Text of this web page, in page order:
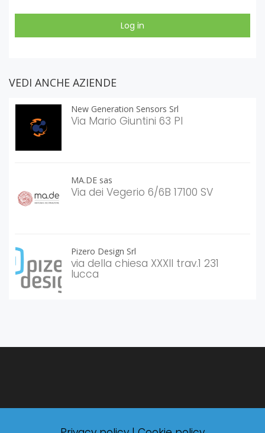
VEDI ANCHE AZIENDE
New Generation Sensors Srl
Via Mario Giuntini 63 PI
MA.DE sas
Via dei Vegerio 6/6B 17100 SV
Pizero Design Srl
via della chiesa XXXII trav.1 231
lucca